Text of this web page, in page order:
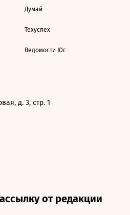
Думай
Техуспех
Ведомости Юг
д. 3, стр. 1